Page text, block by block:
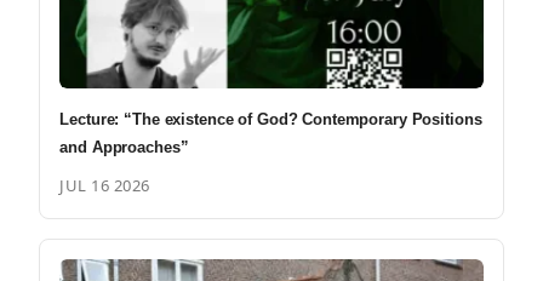
Lecture: “The existence of God? Contemporary Positions
and Approaches”
JUL 16 2026